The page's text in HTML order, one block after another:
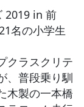
2019 in 前
名の小学生
クラスクリテ
、普段乗り馴
木製の一本橋